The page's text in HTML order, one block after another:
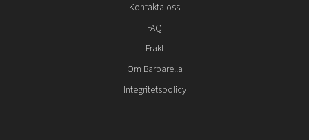
Kontakta oss
FAQ
Frakt
Om Barbarella
Integritetspolicy